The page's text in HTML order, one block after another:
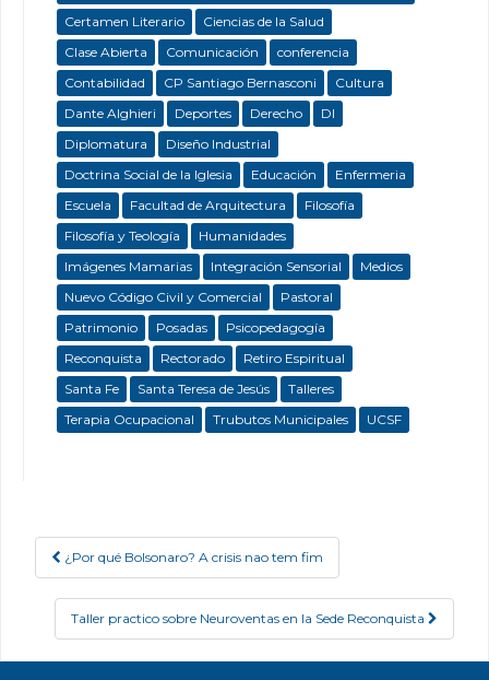
Certamen Literario
Ciencias de la Salud
Clase Abierta
Comunicación
conferencia
Contabilidad
CP Santiago Bernasconi
Cultura
Dante Alghieri
Deportes Derecho
DI
Diplomatura
Diseño Industrial
Doctrina Social de la Iglesia
Educación
Enfermeria
Escuela
Facultad de Arquitectura
Filosofía
Filosofía y Teología
Humanidades
Imágenes Mamarias
Integración Sensorial
Medios
Nuevo Código Civil y Comercial
Pastoral
Patrimonio
Posadas
Psicopedagogía
Reconquista
Rectorado
Retiro Espiritual
Santa Fe
Santa Teresa de Jesús
Talleres
Terapia Ocupacional
Trubutos Municipales UCSF
Post navigation
¿Por qué Bolsonaro? A crisis nao tem fim
Taller practico sobre Neuroventas en la Sede Reconquista